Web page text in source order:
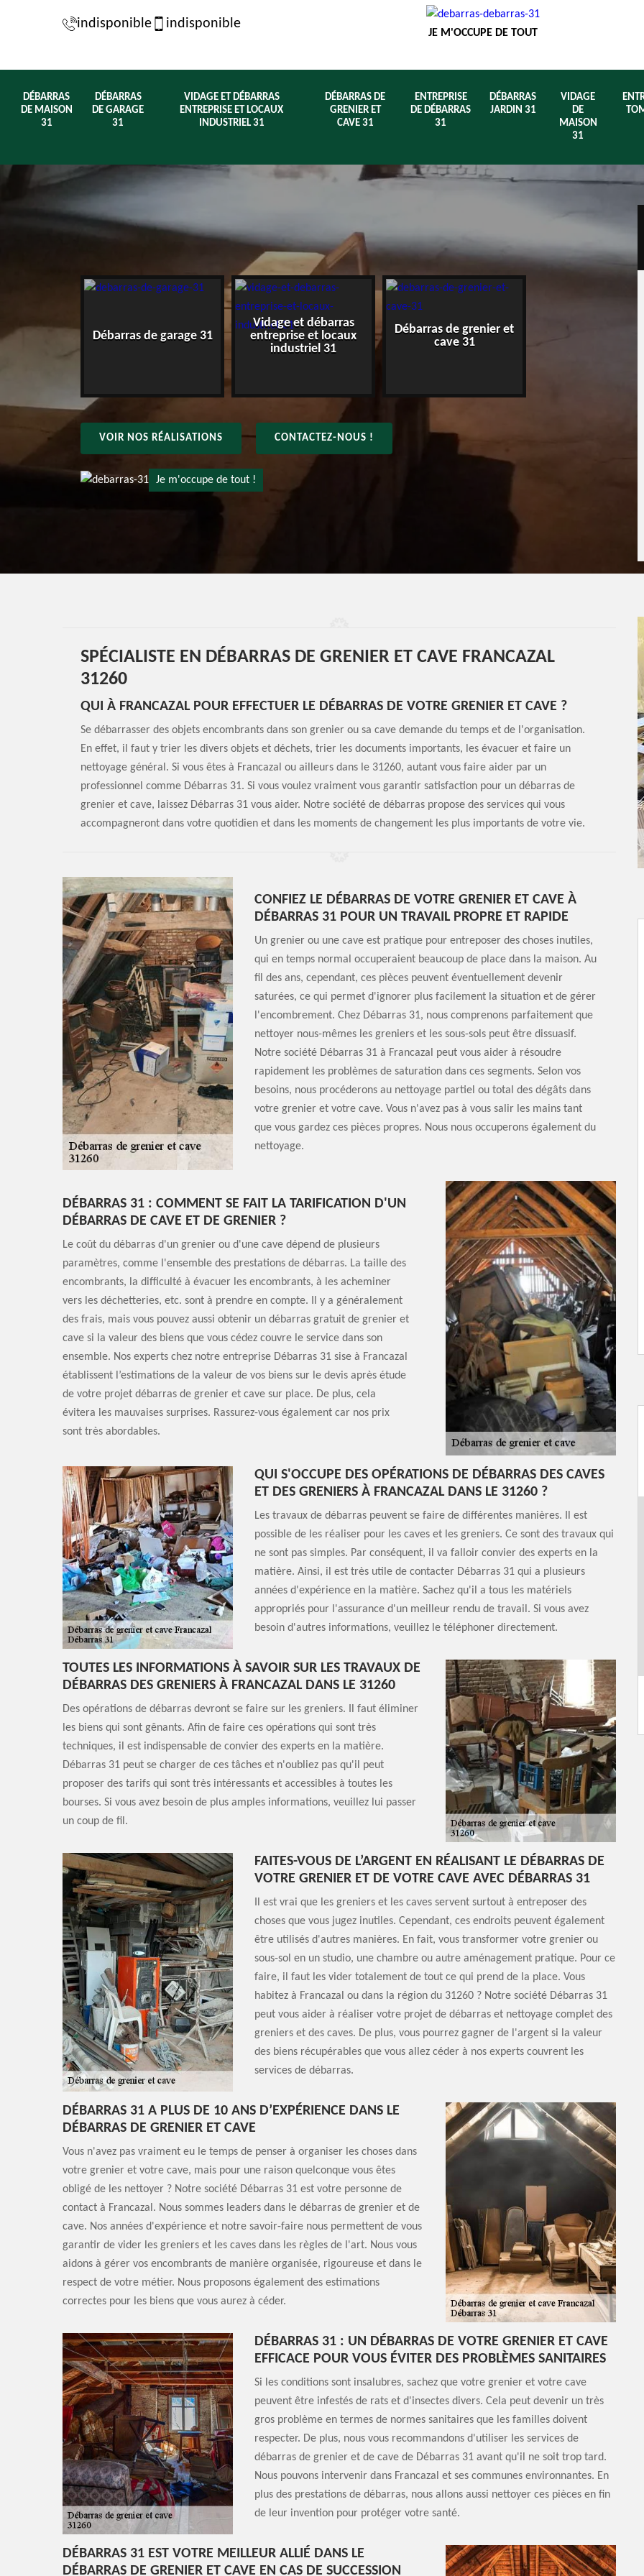
indisponible indisponible
JE M'OCCUPE DE TOUT
DÉBARRAS
DE MAISON
31
DÉBARRAS
DE GARAGE
31
VIDAGE ET DÉBARRAS
ENTREPRISE ET LOCAUX
INDUSTRIEL 31
DÉBARRAS DE
GRENIER ET
CAVE 31
ENTREPRISE
DE DÉBARRAS
31
DÉBARRAS
JARDIN 31
VIDAGE
DE
MAISON
31
maison 31 Débarras de garage 31
Vidage et débarras
entreprise et locaux
industriel 31
Débarras de grenier et
cave 31
Entreprise de
VOIR NOS RÉALISATIONS CONTACTEZ-NOUS !
Je m'occupe de tout !
SPÉCIALISTE EN DÉBARRAS DE GRENIER ET CAVE FRANCAZAL
31260
QUI À FRANCAZAL POUR EFFECTUER LE DÉBARRAS DE VOTRE GRENIER ET CAVE ?
Se débarrasser des objets encombrants dans son grenier ou sa cave demande du temps et de l'organisation.
En effet, il faut y trier les divers objets et déchets, trier les documents importants, les évacuer et faire un
nettoyage général. Si vous êtes à Francazal ou ailleurs dans le 31260, autant vous faire aider par un
professionnel comme Débarras 31. Si vous voulez vraiment vous garantir satisfaction pour un débarras de
grenier et cave, laissez Débarras 31 vous aider. Notre société de débarras propose des services qui vous
accompagneront dans votre quotidien et dans les moments de changement les plus importants de votre vie.
CONFIEZ LE DÉBARRAS DE VOTRE GRENIER ET CAVE À
DÉBARRAS 31 POUR UN TRAVAIL PROPRE ET RAPIDE
Un grenier ou une cave est pratique pour entreposer des choses inutiles,
qui en temps normal occuperaient beaucoup de place dans la maison. Au
fil des ans, cependant, ces pièces peuvent éventuellement devenir
saturées, ce qui permet d'ignorer plus facilement la situation et de gérer
l'encombrement. Chez Débarras 31, nous comprenons parfaitement que
nettoyer nous-mêmes les greniers et les sous-sols peut être dissuasif.
Notre société Débarras 31 à Francazal peut vous aider à résoudre
rapidement les problèmes de saturation dans ces segments. Selon vos
besoins, nous procéderons au nettoyage partiel ou total des dégâts dans
votre grenier et votre cave. Vous n'avez pas à vous salir les mains tant
que vous gardez ces pièces propres. Nous nous occuperons également du
nettoyage.
DÉBARRAS 31 : COMMENT SE FAIT LA TARIFICATION D'UN
DÉBARRAS DE CAVE ET DE GRENIER ?
Le coût du débarras d'un grenier ou d'une cave dépend de plusieurs
paramètres, comme l'ensemble des prestations de débarras. La taille des
encombrants, la difficulté à évacuer les encombrants, à les acheminer
vers les déchetteries, etc. sont à prendre en compte. Il y a généralement
des frais, mais vous pouvez aussi obtenir un débarras gratuit de grenier et
cave si la valeur des biens que vous cédez couvre le service dans son
ensemble. Nos experts chez notre entreprise Débarras 31 sise à Francazal
établissent l’estimations de la valeur de vos biens sur le devis après étude
de votre projet débarras de grenier et cave sur place. De plus, cela
évitera les mauvaises surprises. Rassurez-vous également car nos prix
sont très abordables.
QUI S'OCCUPE DES OPÉRATIONS DE DÉBARRAS DES CAVES
ET DES GRENIERS À FRANCAZAL DANS LE 31260 ?
Les travaux de débarras peuvent se faire de différentes manières. Il est
possible de les réaliser pour les caves et les greniers. Ce sont des travaux qui
ne sont pas simples. Par conséquent, il va falloir convier des experts en la
matière. Ainsi, il est très utile de contacter Débarras 31 qui a plusieurs
années d'expérience en la matière. Sachez qu'il a tous les matériels
appropriés pour l'assurance d'un meilleur rendu de travail. Si vous avez
besoin d'autres informations, veuillez le téléphoner directement.
TOUTES LES INFORMATIONS À SAVOIR SUR LES TRAVAUX DE
DÉBARRAS DES GRENIERS À FRANCAZAL DANS LE 31260
Des opérations de débarras devront se faire sur les greniers. Il faut éliminer
les biens qui sont gênants. Afin de faire ces opérations qui sont très
techniques, il est indispensable de convier des experts en la matière.
Débarras 31 peut se charger de ces tâches et n'oubliez pas qu'il peut
proposer des tarifs qui sont très intéressants et accessibles à toutes les
bourses. Si vous avez besoin de plus amples informations, veuillez lui passer
un coup de fil.
FAITES-VOUS DE L’ARGENT EN RÉALISANT LE DÉBARRAS DE
VOTRE GRENIER ET DE VOTRE CAVE AVEC DÉBARRAS 31
Il est vrai que les greniers et les caves servent surtout à entreposer des
choses que vous jugez inutiles. Cependant, ces endroits peuvent également
être utilisés d'autres manières. En fait, vous transformer votre grenier ou
sous-sol en un studio, une chambre ou autre aménagement pratique. Pour ce
faire, il faut les vider totalement de tout ce qui prend de la place. Vous
habitez à Francazal ou dans la région du 31260 ? Notre société Débarras 31
peut vous aider à réaliser votre projet de débarras et nettoyage complet des
greniers et des caves. De plus, vous pourrez gagner de l'argent si la valeur
des biens récupérables que vous allez céder à nos experts couvrent les
services de débarras.
DÉBARRAS 31 A PLUS DE 10 ANS D’EXPÉRIENCE DANS LE
DÉBARRAS DE GRENIER ET CAVE
Vous n'avez pas vraiment eu le temps de penser à organiser les choses dans
votre grenier et votre cave, mais pour une raison quelconque vous êtes
obligé de les nettoyer ? Notre société Débarras 31 est votre personne de
contact à Francazal. Nous sommes leaders dans le débarras de grenier et de
cave. Nos années d'expérience et notre savoir-faire nous permettent de vous
garantir de vider les greniers et les caves dans les règles de l'art. Nous vous
aidons à gérer vos encombrants de manière organisée, rigoureuse et dans le
respect de votre métier. Nous proposons également des estimations
correctes pour les biens que vous aurez à céder.
DÉBARRAS 31 : UN DÉBARRAS DE VOTRE GRENIER ET CAVE
EFFICACE POUR VOUS ÉVITER DES PROBLÈMES SANITAIRES
Si les conditions sont insalubres, sachez que votre grenier et votre cave
peuvent être infestés de rats et d'insectes divers. Cela peut devenir un très
gros problème en termes de normes sanitaires que les familles doivent
respecter. De plus, nous vous recommandons d'utiliser les services de
débarras de grenier et de cave de Débarras 31 avant qu'il ne soit trop tard.
Nous pouvons intervenir dans Francazal et ses communes environnantes. En
plus des prestations de débarras, nous allons aussi nettoyer ces pièces en fin
de leur invention pour protéger votre santé.
DÉBARRAS 31 EST VOTRE MEILLEUR ALLIÉ DANS LE
DÉBARRAS DE GRENIER ET CAVE EN CAS DE SUCCESSION